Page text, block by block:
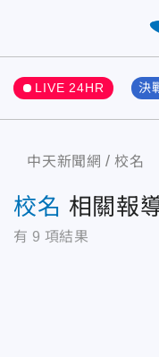
LIVE 24HR 決
中天新聞網 校名
校名 相關報
有 9 項結果